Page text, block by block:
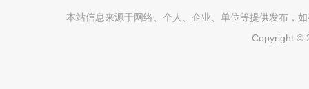
本站信息来源于网络、个人、企业、单位等提供发布，
Copyright ©